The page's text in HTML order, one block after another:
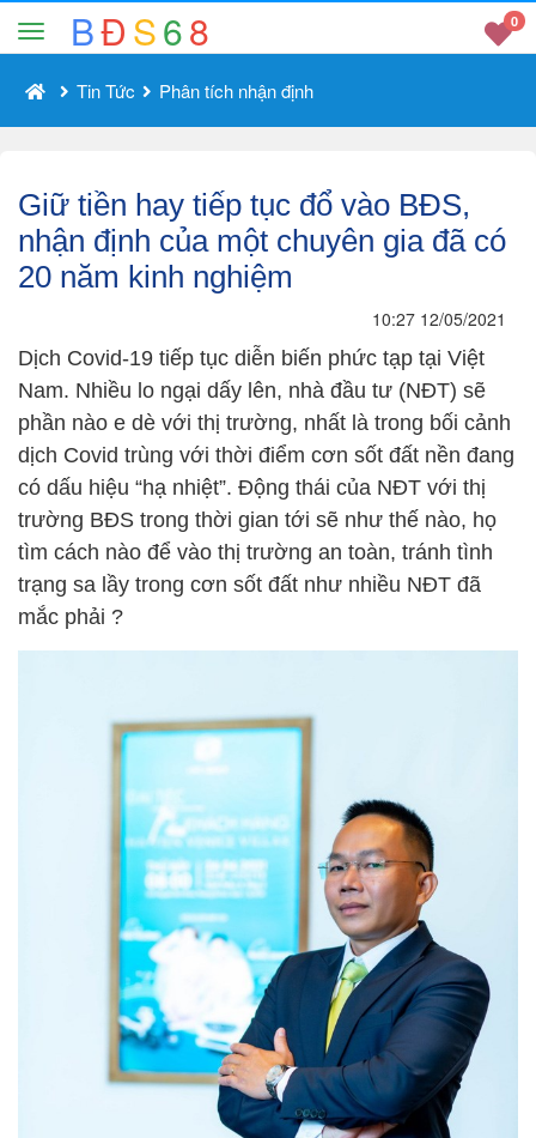
BĐS68 0
Tin Tức Phân tích nhận định
Giữ tiền hay tiếp tục đổ vào BĐS,
nhận định của một chuyên gia đã có
20 năm kinh nghiệm
10:27 12/05/2021
Dịch Covid-19 tiếp tục diễn biến phức tạp tại Việt
Nam. Nhiều lo ngại dấy lên, nhà đầu tư (NĐT) sẽ
phần nào e dè với thị trường, nhất là trong bối cảnh
dịch Covid trùng với thời điểm cơn sốt đất nền đang
có dấu hiệu “hạ nhiệt”. Động thái của NĐT với thị
trường BĐS trong thời gian tới sẽ như thế nào, họ
tìm cách nào để vào thị trường an toàn, tránh tình
trạng sa lầy trong cơn sốt đất như nhiều NĐT đã
mắc phải ?